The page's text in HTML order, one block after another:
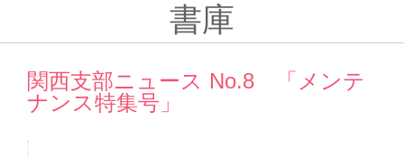
書庫
関西支部ニュース No.8 「メンテ
ナンス特集号」